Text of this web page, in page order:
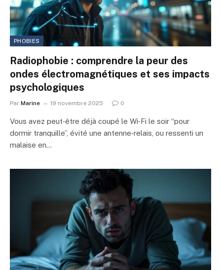
PHOBIES
Radiophobie : comprendre la peur des
ondes électromagnétiques et ses impacts
psychologiques
Par Marine 19 novembre 2025 0
Vous avez peut‑être déjà coupé le Wi‑Fi le soir “pour
dormir tranquille”, évité une antenne‑relais, ou ressenti un
malaise en…